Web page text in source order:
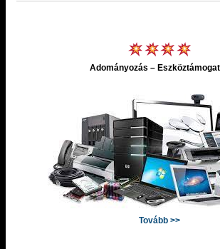
Adományozás –
Tovább >>